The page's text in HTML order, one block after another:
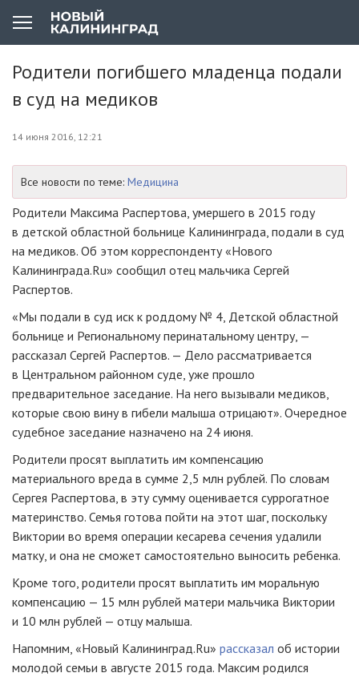
Родители погибшего младенца подали
в суд на медиков
14 июня 2016, 12:21
Все новости по теме: Медицина
Родители Максима Распертова, умершего в 2015 году
в детской областной больнице Калининграда, подали в суд
на медиков. Об этом корреспонденту «Нового
Калининграда.Ru» сообщил отец мальчика Сергей
Распертов.
«Мы подали в суд иск к роддому № 4, Детской областной
больнице и Региональному перинатальному центру, —
рассказал Сергей Распертов. — Дело рассматривается
в Центральном районном суде, уже прошло
предварительное заседание. На него вызывали медиков,
которые свою вину в гибели малыша отрицают». Очередное
судебное заседание назначено на 24 июня.
Родители просят выплатить им компенсацию
материального вреда в сумме 2,5 млн рублей. По словам
Сергея Распертова, в эту сумму оценивается суррогатное
материнство. Семья готова пойти на этот шаг, поскольку
Виктории во время операции кесарева сечения удалили
матку, и она не сможет самостоятельно выносить ребенка.
Кроме того, родители просят выплатить им моральную
компенсацию — 15 млн рублей матери мальчика Виктории
и 10 млн рублей — отцу малыша.
Напомним, «Новый Калининград.Ru» рассказал об истории
молодой семьи в августе 2015 года. Максим родился